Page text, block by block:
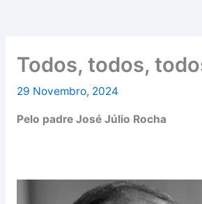
Todos, todos,
29 Novembro, 2024
Pelo padre José Júlio Rocha